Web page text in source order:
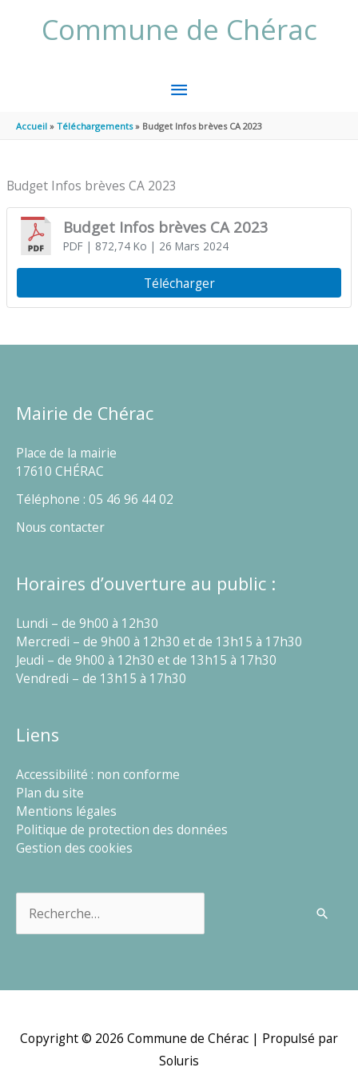
Commune de Chérac
MENU
PRINCIPAL
Accueil Téléchargements Budget Infos brèves CA 2023
Budget Infos brèves CA 2023
Budget Infos brèves CA 2023
PDF| 872,74 Ko | 26 Mars 2024
Télécharger
Mairie de Chérac
Place de la mairie
17610 CHÉRAC
Téléphone : 05 46 96 44 02
Nous contacter
Horaires d’ouverture au public :
Lundi – de 9h00 à 12h30
Mercredi – de 9h00 à 12h30 et de 13h15 à 17h30
Jeudi – de 9h00 à 12h30 et de 13h15 à 17h30
Vendredi – de 13h15 à 17h30
Liens
Accessibilité : non conforme
Plan du site
Mentions légales
Politique de protection des données
Gestion des cookies
Copyright © 2026 Commune de Chérac | Propulsé par
Soluris